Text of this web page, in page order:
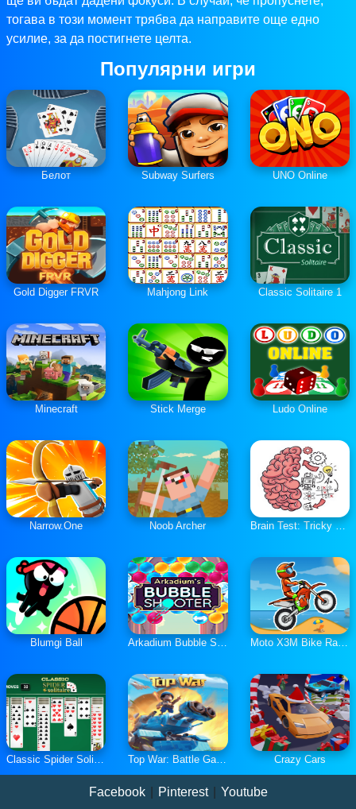
тогава в този момент трябва да направите още едно
усилие, за да постигнете целта.
Популярни игри
Белот Subway Surfers UNO Online
Gold Digger FRVR Mahjong Link Classic Solitaire 1
Minecraft Stick Merge Ludo Online
Narrow.One Noob Archer Brain Test: Tricky Puzzles
Blumgi Ball Arkadium Bubble Shooter Moto X3M Bike Race Game
Classic Spider Solitaire Top War: Battle Game Crazy Cars
Facebook Pinterest Youtube